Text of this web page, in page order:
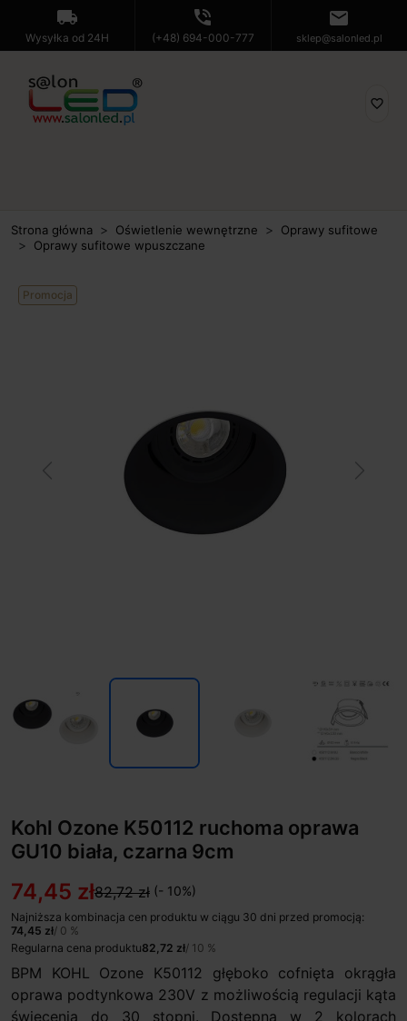
local_shipping
Wysyłka od 24H
phone_in_talk
(+48) 694-000-777
mail
sklep@salonled.pl
favorite_border
Strona główna Oświetlenie wewnętrzne
Oprawy sufitowe
Oprawy sufitowe wpuszczane
Promocja
Kohl Ozone K50112 ruchoma oprawa
GU10 biała, czarna 9cm
74,45 zł82,72 zł (- 10%)
Najniższa kombinacja cen produktu w ciągu 30 dni przed promocją:
74,45 zł/ 0 %
Regularna cena produktu82,72 zł/ 10 %
BPM KOHL Ozone K50112 głęboko cofnięta okrągła
oprawa podtynkowa 230V z możliwością regulacji kąta
świecenia do 30 stopni. Dostępna w 2 kolorach